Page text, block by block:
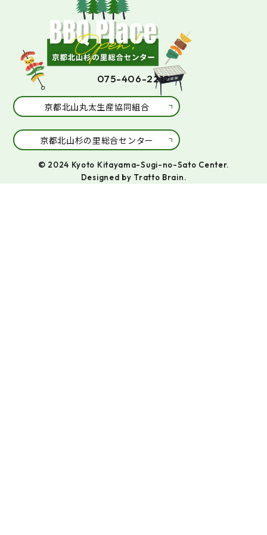
075-406-2212
京都北山丸太生産協同組合
京都北山杉の里総合センター
© 2024 Kyoto Kitayama-Sugi-no-Sato Center.
Designed by Tratto Brain.